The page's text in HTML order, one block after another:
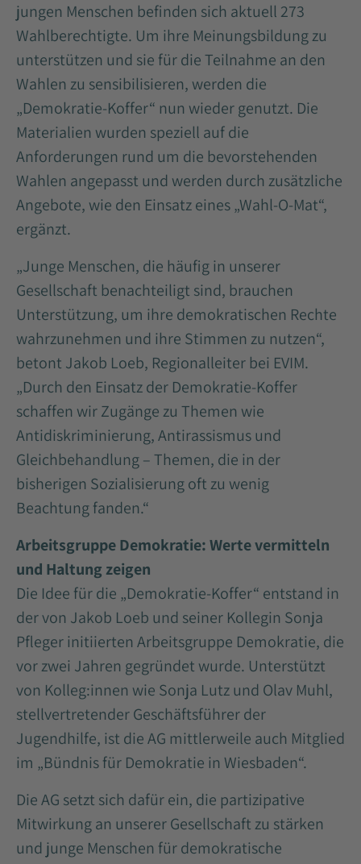
jungen Menschen befinden sich aktuell 273
Wahlberechtigte. Um ihre Meinungsbildung zu
unterstützen und sie für die Teilnahme an den
Wahlen zu sensibilisieren, werden die
„Demokratie-Koffer“ nun wieder genutzt. Die
Materialien wurden speziell auf die
Anforderungen rund um die bevorstehenden
Wahlen angepasst und werden durch zusätzliche
Angebote, wie den Einsatz eines „Wahl-O-Mat“,
ergänzt.
„Junge Menschen, die häufig in unserer
Gesellschaft benachteiligt sind, brauchen
Unterstützung, um ihre demokratischen Rechte
wahrzunehmen und ihre Stimmen zu nutzen“,
betont Jakob Loeb, Regionalleiter bei EVIM.
„Durch den Einsatz der Demokratie-Koffer
schaffen wir Zugänge zu Themen wie
Antidiskriminierung, Antirassismus und
Gleichbehandlung – Themen, die in der
bisherigen Sozialisierung oft zu wenig
Beachtung fanden.“
Arbeitsgruppe Demokratie: Werte vermitteln
und Haltung zeigen
Die Idee für die „Demokratie-Koffer“ entstand in
der von Jakob Loeb und seiner Kollegin Sonja
Pfleger initiierten Arbeitsgruppe Demokratie, die
vor zwei Jahren gegründet wurde. Unterstützt
von Kolleg:innen wie Sonja Lutz und Olav Muhl,
stellvertretender Geschäftsführer der
Jugendhilfe, ist die AG mittlerweile auch Mitglied
im „Bündnis für Demokratie in Wiesbaden“.
Die AG setzt sich dafür ein, die partizipative
Mitwirkung an unserer Gesellschaft zu stärken
und junge Menschen für demokratische